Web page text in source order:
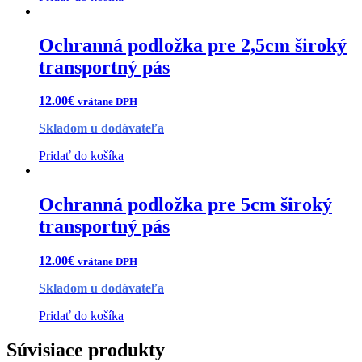
Ochranná podložka pre 2,5cm široký
transportný pás
12.00€ vrátane DPH
Skladom u dodávateľa
Pridať do košíka
Ochranná podložka pre 5cm široký
transportný pás
12.00€ vrátane DPH
Skladom u dodávateľa
Pridať do košíka
Súvisiace produkty